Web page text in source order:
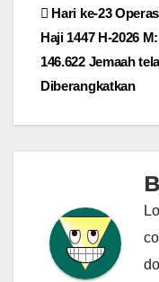
Post
Hari ke-23
Haji 1447 H-2026 M:
146.622 Jemaah
Diberangkatkan